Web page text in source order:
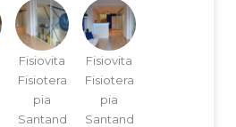
Fisiovita
Fisiotera
pia
Santand
Fisiovita
Fisiotera
pia
Santand